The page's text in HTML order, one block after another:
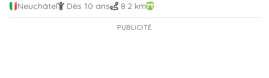
Neuchâtel Dès 10 ans 8.2 km
PUBLICITÉ